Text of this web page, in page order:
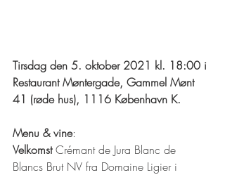
Tirsdag den 5. oktober 2021 kl. 18:00 i
Restaurant Møntergade, Gammel Mønt
41 (røde hus), 1116 København K.
Menu & vine:
Velkomst Crémant de Jura Blanc de
Blancs Brut NV fra Domaine Ligier i